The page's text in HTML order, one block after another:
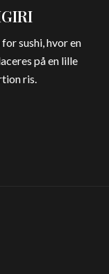
sushi, hvor en
på en lille
ris.